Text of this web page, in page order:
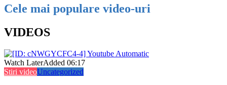
Cele mai populare video-uri
VIDEOS
Watch LaterAdded 06:17
Stiri videoUncategorized